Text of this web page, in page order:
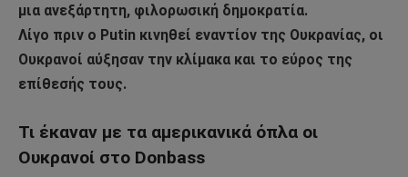
μια ανεξάρτητη, φιλορωσική δημοκρατία.
Λίγο πριν ο Putin κινηθεί εναντίον της Ουκρανίας, οι
Ουκρανοί αύξησαν την κλίμακα και το εύρος της
επίθεσής τους.
Τι έκαναν με τα αμερικανικά όπλα οι
Ουκρανοί στο Donbass